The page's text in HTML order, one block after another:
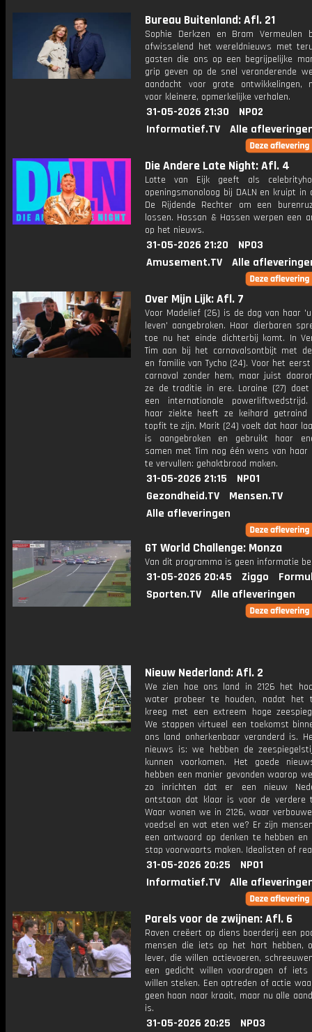
Bureau Buitenland: Afl. 21
Sophie Derkzen en Bram Vermeulen
afwisselend het wereldnieuws met
gasten die ons op een begrijpelijke
grip geven op de snel veranderende
aandacht voor grote ontwikkelingen,
voor kleinere, opmerkelijke verhalen.
31-05-2026 21:30
NPO2
Informatief.TV
Alle
Die Andere Late Night: Afl. 4
Lotte van Eijk geeft als
openingsmonoloog bij DALN en kruipt in
De Rijdende Rechter om een
lossen. Hassan & Hassen werpen een
op het nieuws.
31-05-2026 21:20
NPO3
Amusement.TV
Alle
Over Mijn Lijk: Afl. 7
Voor Madelief (26) is de dag van haar
leven' aangebroken. Haar dierbaren
toe nu het einde dichterbij komt. In
Tim aan bij het carnavalsontbijt met
en familie van Tycho (24). Voor het
carnaval zonder hem, maar juist
ze de traditie in ere. Loraine (27)
een internationale powerliftwedstrijd.
haar ziekte heeft ze keihard getraind
topfit te zijn. Marit (24) voelt dat haar
is aangebroken en gebruikt haar
samen met Tim nog één wens van haar
te vervullen: gehaktbrood maken.
31-05-2026 21:15
NPO1
Gezondheid.TV
Mensen.TV
Alle afleveringen
GT World Challenge: Monza
Van dit programma is geen informatie
31-05-2026 20:45 Ziggo
Sporten.TV
Alle afleveringen
Nieuw Nederland: Afl. 2
We zien hoe ons land in 2126 het
water probeer te houden, nadat het
kreeg met een extreem hoge
We stappen virtueel een toekomst
ons land onherkenbaar veranderd is.
nieuws is: we hebben de
kunnen voorkomen. Het goede
hebben een manier gevonden waarop
zo inrichten dat er een nieuw
ontstaan dat klaar is voor de verdere
Waar wonen we in 2126, waar
voedsel en wat eten we? Er zijn
een antwoord op denken te hebben
stap voorwaarts maken. Idealisten of
31-05-2026 20:25
NPO1
Informatief.TV
Alle
Parels voor de zwijnen: Afl. 6
Raven creëert op diens boerderij een
mensen die iets op het hart hebben,
lever, die willen actievoeren,
een gedicht willen voordragen of
willen steken. Een optreden of actie
geen haan naar kraait, maar nu alle
is.
31-05-2026 20:25 NPO3